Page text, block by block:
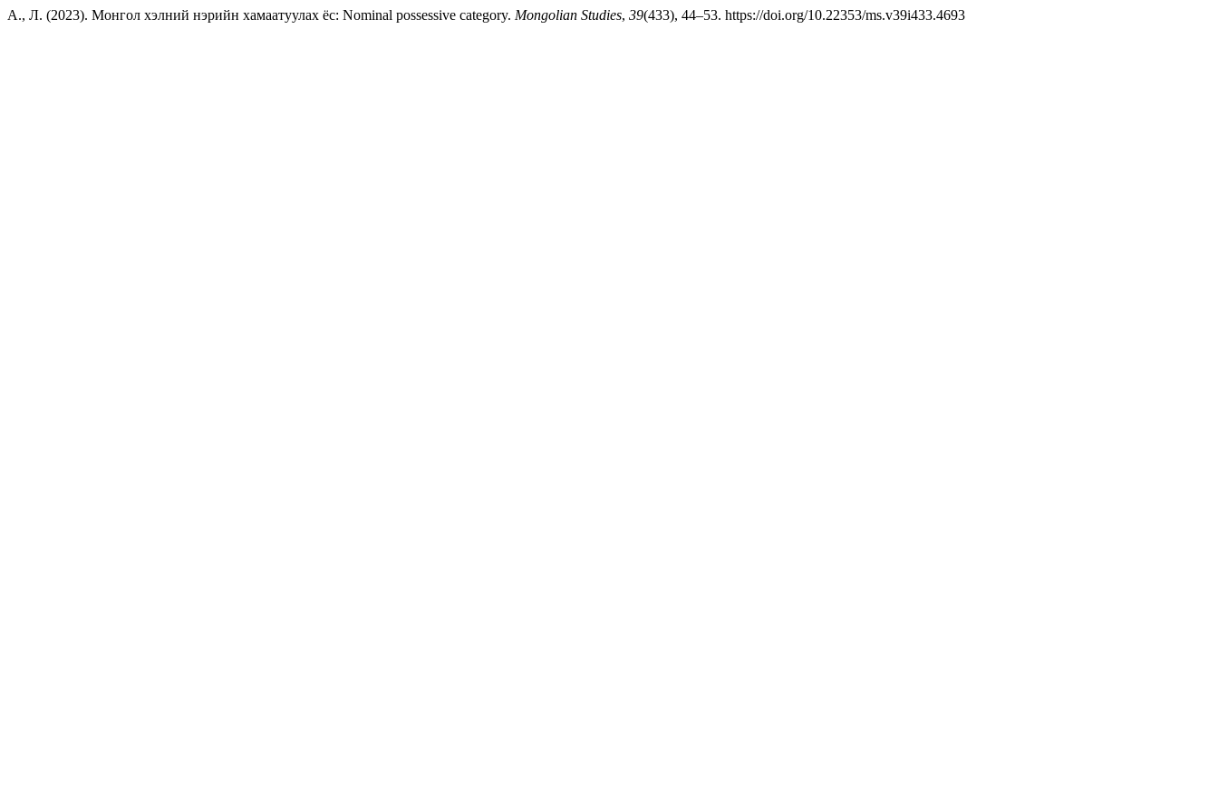
А., Л. (2023). Монгол хэлний нэрийн хамаатуулах ёс: Nominal possessive category. Mongolian Studies, 39(433), 44–53. https://doi.org/10.22353/ms.v39i433.4693